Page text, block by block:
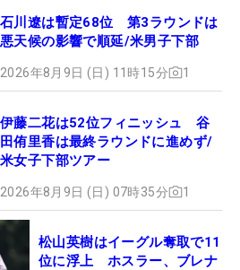
石川遼は暫定68位 第3ラウンドは
悪天候の影響で順延/米男子下部
2026年8月9日 (日) 11時15分 1
伊藤二花は52位フィニッシュ 谷
田侑里香は最終ラウンドに進めず/
米女子下部ツアー
2026年8月9日 (日) 07時35分 1
松山英樹はイーグル奪取で11
位に浮上 ホスラー、ブレナ